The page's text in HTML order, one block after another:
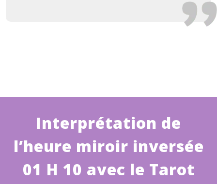
Interprétation de
l’heure miroir inversée
01 H 10 avec le Tarot